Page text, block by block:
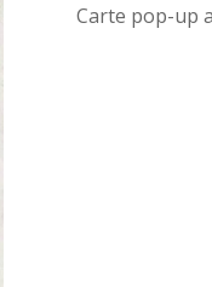
Carte pop-up